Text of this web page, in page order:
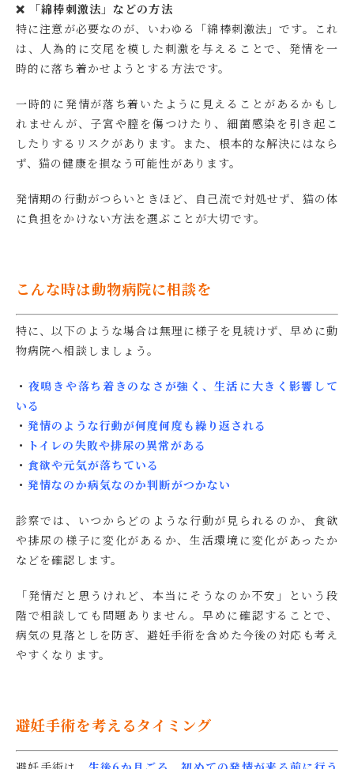
❌ 「綿棒刺激法」などの方法
特に注意が必要なのが、いわゆる「綿棒刺激法」です。これ
は、人為的に交尾を模した刺激を与えることで、発情を一
時的に落ち着かせようとする方法です。
一時的に発情が落ち着いたように見えることがあるかもし
れませんが、子宮や膣を傷つけたり、細菌感染を引き起こ
したりするリスクがあります。また、根本的な解決にはなら
ず、猫の健康を損なう可能性があります。
発情期の行動がつらいときほど、自己流で対処せず、猫の体
に負担をかけない方法を選ぶことが大切です。
こんな時は動物病院に相談を
特に、以下のような場合は無理に様子を見続けず、早めに動
物病院へ相談しましょう。
・ 夜鳴きや落ち着きのなさが強く、生活に大きく影響して
いる
・発情のような行動が何度何度も繰り返される
・ トイレの失敗や排尿の異常がある
・ 食欲や元気が落ちている
・発情なのか病気なのか判断がつかない
診察では、いつからどのような行動が見られるのか、食欲
や排尿の様子に変化があるか、生活環境に変化があったか
などを確認します。
「発情だと思うけれど、本当にそうなのか不安」という段
階で相談しても問題ありません。早めに確認することで、
病気の見落としを防ぎ、避妊手術を含めた今後の対応も考え
やすくなります。
避妊手術を考えるタイミング